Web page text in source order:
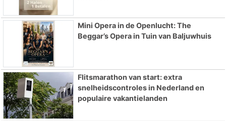
Mini Opera in de Openlucht: The
Beggar’s Opera in Tuin van Baljuwhuis
Flitsmarathon van start: extra
snelheidscontroles in Nederland en
populaire vakantielanden